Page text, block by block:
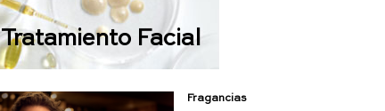
Tratamiento Facial
Fragancias